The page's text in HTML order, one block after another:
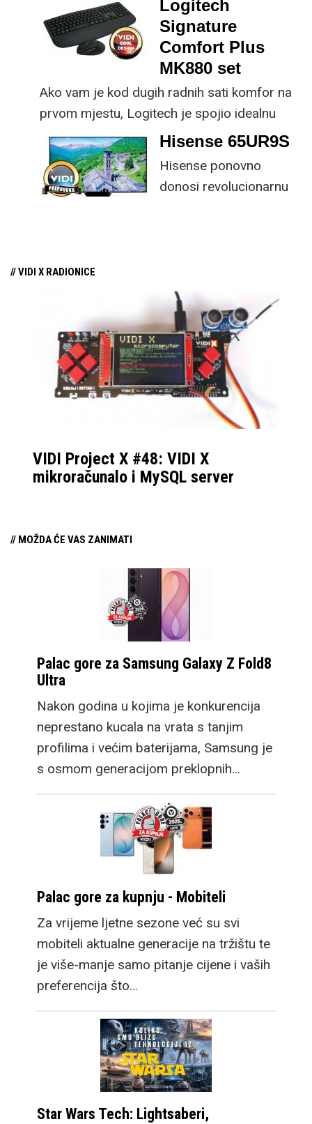
energiju prirodnog ili umjetnog svjetla za
rad.
Logitech
Signature
Comfort Plus
MK880 set
Ako vam je kod dugih radnih sati komfor na
prvom mjestu, Logitech je spojio idealnu
kombinaciju tipkovnice i miša s naprednim
funkcijama.
Hisense 65UR9S
Hisense ponovno
donosi revolucionarnu
// VIDI X RADIONICE
VIDI Project X #48: VIDI X
mikroračunalo i MySQL server
// MOŽDA ĆE VAS ZANIMATI
Palac gore za Samsung Galaxy Z Fold8
Ultra
Nakon godina u kojima je konkurencija
neprestano kucala na vrata s tanjim
profilima i većim baterijama, Samsung je
s osmom generacijom preklopnih…
Palac gore za kupnju - Mobiteli
Za vrijeme ljetne sezone već su svi
mobiteli aktualne generacije na tržištu te
je više-manje samo pitanje cijene i vaših
preferencija što…
Star Wars Tech: Lightsaberi,